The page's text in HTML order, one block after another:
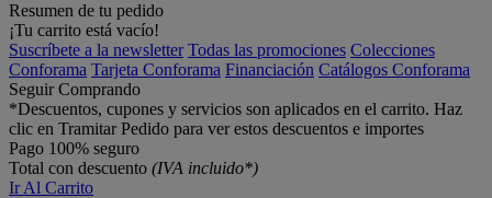
Resumen de tu pedido
¡Tu carrito está vacío!
Suscríbete a la newsletter Todas las promociones Colecciones
Conforama Tarjeta Conforama Financiación Catálogos Conforama
Seguir Comprando
*Descuentos, cupones y servicios son aplicados en el carrito. Haz
clic en Tramitar Pedido para ver estos descuentos e importes
Pago 100% seguro
Total con descuento (IVA incluido*)
Ir Al Carrito